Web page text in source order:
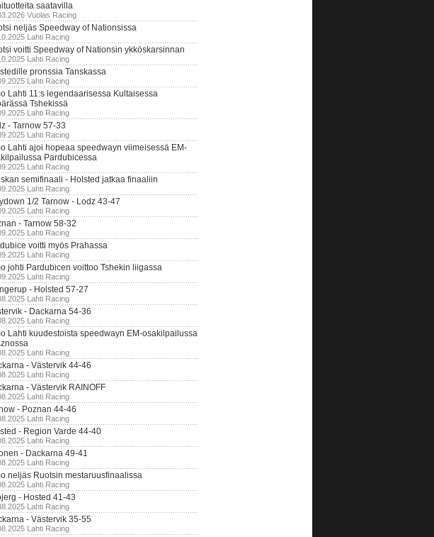
saatavilla
Vuolas Racing
neljäs Speedway of Nationsissa
Lahti Racing
voitti Speedway of Nationsin ykköskarsinnan
Lahti Racing
pronssia Tanskassa
Lahti Racing
Lahti 11:s legendaarisessa Kultaisessa
Tshekissä
Lahti Racing
- Tarnow 57-33
Lahti Racing
Lahti ajoi hopeaa speedwayn viimeisessä EM-
Pardubicessa
Lahti Racing
semifinaali - Holsted jatkaa finaaliin
Lahti Racing
1/2 Tarnow - Lodz 43-47
Lahti Racing
- Tarnow 58-32
Lahti Racing
voitti myös Prahassa
Lahti Racing
johti Pardubicen voittoo Tshekin liigassa
Lahti Racing
- Holsted 57-27
Lahti Racing
- Dackarna 54-36
Lahti Racing
Lahti kuudestoista speedwayn EM-osakilpailussa
Lahti Racing
- Västervik 44-46
Lahti Racing
- Västervik RAINOFF
Lahti Racing
- Poznan 44-46
Lahti Racing
- Region Varde 44-40
Lahti Racing
- Dackarna 49-41
Lahti Racing
neljäs Ruotsin mestaruusfinaalissa
Lahti Racing
- Hosted 41-43
Lahti Racing
- Västervik 35-55
Lahti Racing